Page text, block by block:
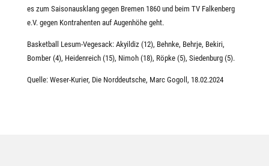
es zum Saisonausklang gegen Bremen 1860 und beim TV Falkenberg
e.V. gegen Kontrahenten auf Augenhöhe geht.
Basketball Lesum-Vegesack: Akyildiz (12), Behnke, Behrje, Bekiri,
Bomber (4), Heidenreich (15), Nimoh (18), Röpke (5), Siedenburg (5).
Quelle: Weser-Kurier, Die Norddeutsche, Marc Gogoll, 18.02.2024